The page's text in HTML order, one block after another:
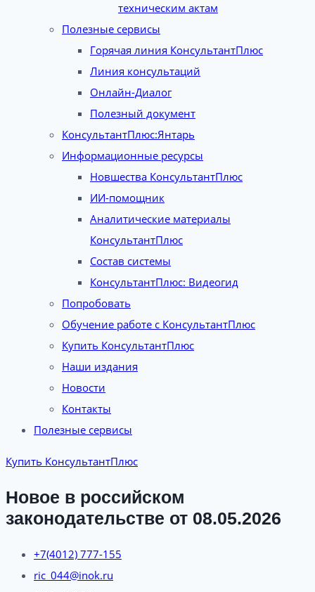
техническим актам
Полезные сервисы
Горячая линия КонсультантПлюс
Линия консультаций
Онлайн-Диалог
Полезный документ
КонсультантПлюс:Янтарь
Информационные ресурсы
Новшества КонсультантПлюс
ИИ-помощник
Аналитические материалы
КонсультантПлюс
Состав системы
КонсультантПлюс: Видеогид
Попробовать
Обучение работе с КонсультантПлюс
Купить КонсультантПлюс
Наши издания
Новости
Контакты
Полезные сервисы
Купить КонсультантПлюс
Новое в российском
законодательстве от 08.05.2026
+7(4012) 777-155
ric_044@inok.ru